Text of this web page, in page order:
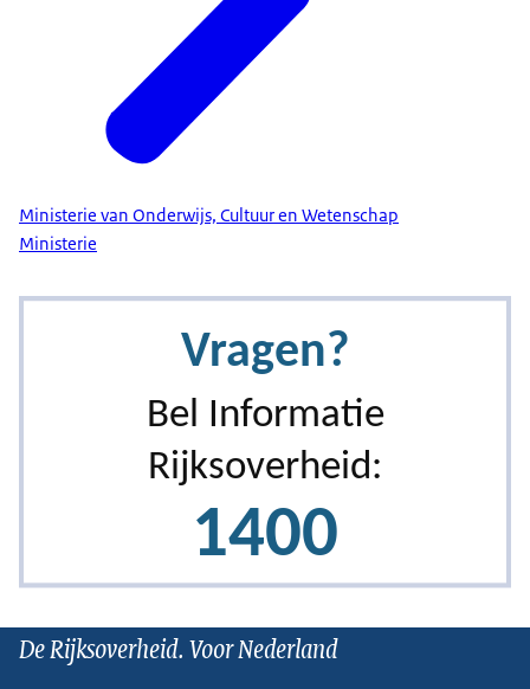
Ministerie van Onderwijs, Cultuur en Wetenschap
Ministerie
De Rijksoverheid. Voor Nederland